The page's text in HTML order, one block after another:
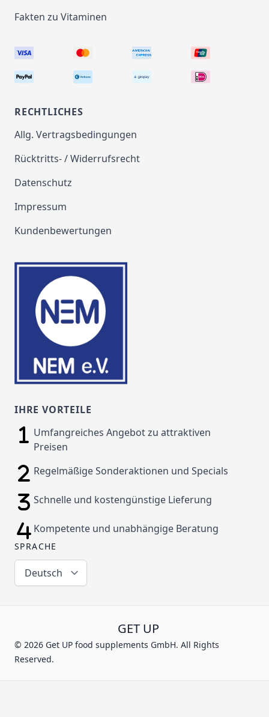
Fakten zu Vitaminen
RECHTLICHES
Allg. Vertragsbedingungen
Rücktritts- / Widerrufsrecht
Datenschutz
Impressum
Kundenbewertungen
IHRE VORTEILE
Umfangreiches Angebot zu attraktiven
Preisen
Regelmäßige Sonderaktionen und Specials
Schnelle und kostengünstige Lieferung
Kompetente und unabhängige Beratung
SPRACHE
Deutsch
GET UP
© 2026 Get UP food supplements GmbH. All Rights
Reserved.